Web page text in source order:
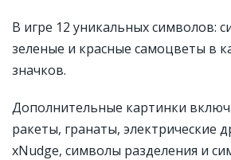
В игре 12 уникальных символов:
зеленые и красные самоцветы в
значков.
Дополнительные картинки
ракеты, гранаты, электрические
xNudge, символы разделения и